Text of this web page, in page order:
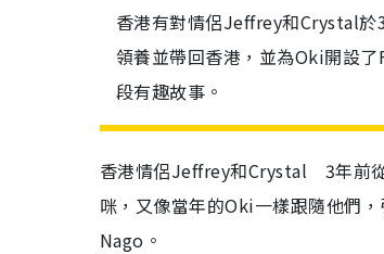
香港有對情侶Jeffrey和Crystal於
領養並帶回香港，並為Oki開設
段有趣故事。
香港情侶Jeffrey和Crystal 3年前
咪，又像當年的Oki一樣跟隨他們
Nago。